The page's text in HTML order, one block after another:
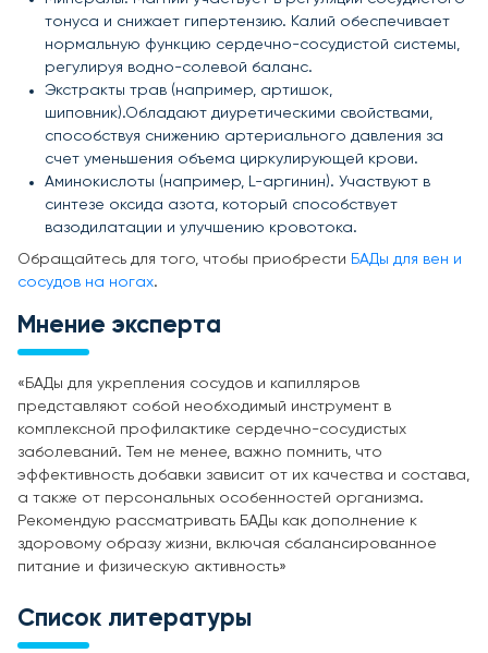
тонуса и снижает гипертензию. Калий обеспечивает
нормальную функцию сердечно-сосудистой системы,
регулируя водно-солевой баланс.
Экстракты трав (например, артишок,
шиповник).Обладают диуретическими свойствами,
способствуя снижению артериального давления за
счет уменьшения объема циркулирующей крови.
Аминокислоты (например, L-аргинин). Участвуют в
синтезе оксида азота, который способствует
вазодилатации и улучшению кровотока.
Обращайтесь для того, чтобы приобрести БАДы для вен и
сосудов на ногах.
Мнение эксперта
«БАДы для укрепления сосудов и капилляров
представляют собой необходимый инструмент в
комплексной профилактике сердечно-сосудистых
заболеваний. Тем не менее, важно помнить, что
эффективность добавки зависит от их качества и состава,
а также от персональных особенностей организма.
Рекомендую рассматривать БАДы как дополнение к
здоровому образу жизни, включая сбалансированное
питание и физическую активность»
Список литературы